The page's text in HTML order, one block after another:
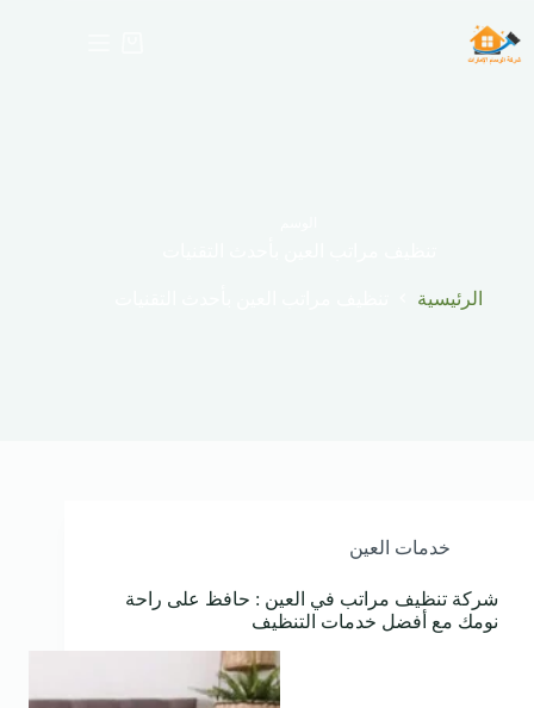
إلى
المحتوى
الرئيسية
خدمات العين
شركة تنظيف مراتب في العين : حافظ على راحة
نومك مع أفضل خدمات التنظيف